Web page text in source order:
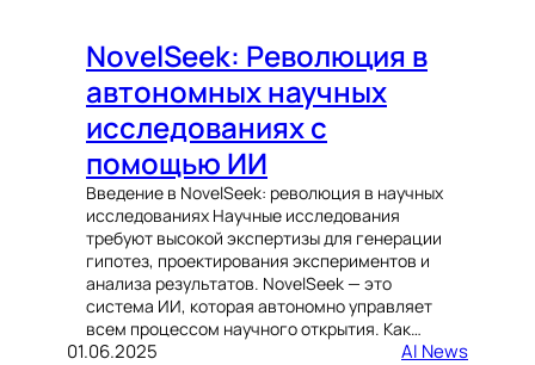
NovelSeek: Революция в
автономных научных
исследованиях с
помощью ИИ
Введение в NovelSeek: революция в научных
исследованиях Научные исследования
требуют высокой экспертизы для генерации
гипотез, проектирования экспериментов и
анализа результатов. NovelSeek — это
система ИИ, которая автономно управляет
всем процессом научного открытия. Как…
01.06.2025 AI News